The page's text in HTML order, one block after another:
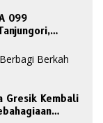
099
Gresik Kembali